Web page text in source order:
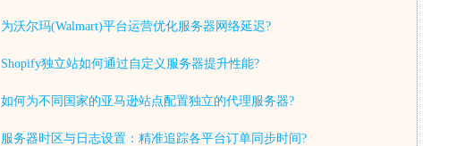
为沃尔玛(Walmart)平台运营优化服务器网络延迟?
Shopify独立站如何通过自定义服务器提升性能?
如何为不同国家的亚马逊站点配置独立的代理服务器?
服务器时区与日志设置：精准追踪各平台订单同步时间?